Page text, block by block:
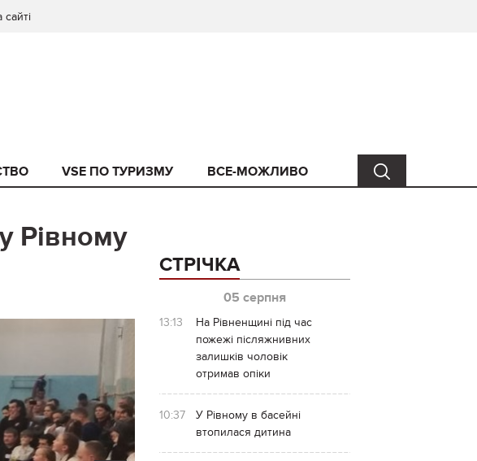
VSE ПО ТУРИЗМУ ВСЕ-МОЖЛИВО
Рівному
СТРІЧКА
05 серпня
13:13
На Рівненщині під час
пожежі післяжнивних
залишків чоловік
отримав опіки
10:37
У Рівному в басейні
втопилася дитина